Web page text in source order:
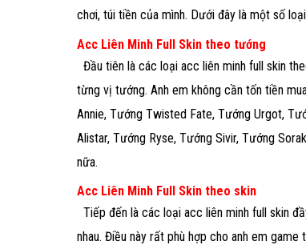
chơi, túi tiền của mình. Dưới đây là một số
Acc Liên Minh Full Skin theo tướng
Đầu tiên là các loại acc liên minh full skin
từng vị tướng. Anh em không cần tốn tiền
Annie, Tướng Twisted Fate, Tướng Urgot,
Alistar, Tướng Ryse, Tướng Sivir, Tướng
nữa.
Acc Liên Minh Full Skin theo skin
Tiếp đến là các loại acc liên minh full skin
nhau. Điều này rất phù hợp cho anh em